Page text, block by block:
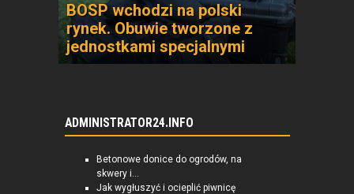
BOSP wchodzi na polski
rynek. Obuwie tworzone z
jednostkami specjalnymi
ADMINISTRATOR24.INFO
Betonowe donice do ogrodów, na
skwery i...
Jak wygłuszyć i ocieplić piwnicę